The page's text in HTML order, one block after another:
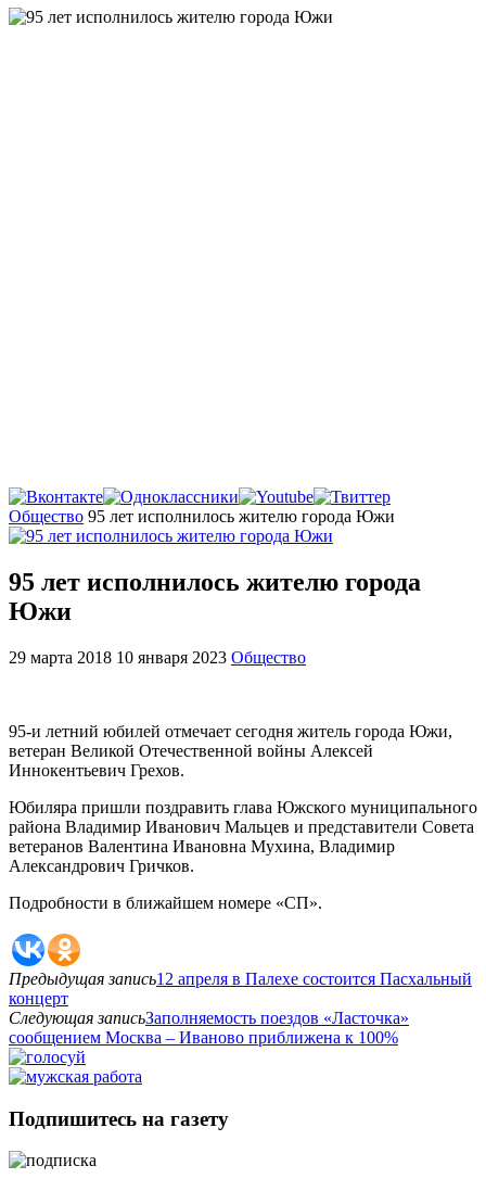
Главная
Общество 95 лет исполнилось жителю города Южи
95 лет исполнилось жителю города
Южи
29 марта 2018 10 января 2023 Общество
95-и летний юбилей отмечает сегодня житель города Южи,
ветеран Великой Отечественной войны Алексей
Иннокентьевич Грехов.
Юбиляра пришли поздравить глава Южского муниципального
района Владимир Иванович Мальцев и представители Совета
ветеранов Валентина Ивановна Мухина, Владимир
Александрович Гричков.
Подробности в ближайшем номере «СП».
Предыдущая запись12 апреля в Палехе состоится Пасхальный
концерт
Следующая записьЗаполняемость поездов «Ласточка»
сообщением Москва – Иваново приближена к 100%
Подпишитесь на газету